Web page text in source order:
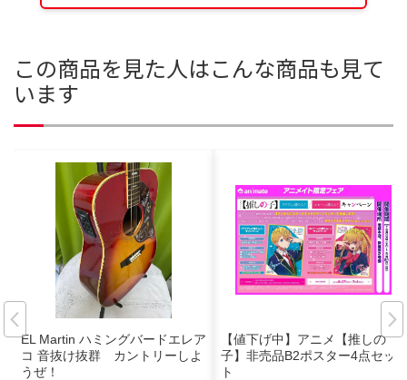
この商品を見た人はこんな商品も見て
います
EL Martin ハミングバードエレア
コ 音抜け抜群 カントリーしよ
うぜ！
【値下げ中】アニメ【推しの
子】非売品B2ポスター4点セッ
ト